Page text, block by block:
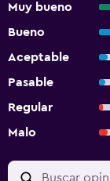
Muy bueno
Bueno
Aceptable
Pasable
Regular
Malo